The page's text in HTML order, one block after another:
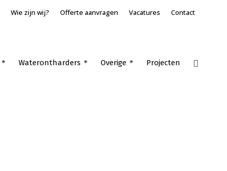
Wie zijn wij? Offerte aanvragen Vacatures Contact
Waterontharders Overige Projecten